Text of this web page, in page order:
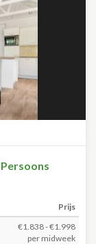
Prijs
€1.838 - €1.998
per midweek